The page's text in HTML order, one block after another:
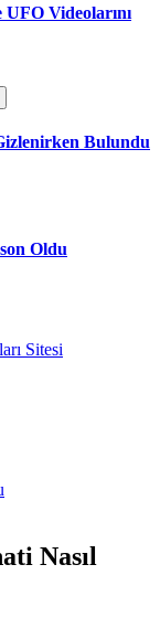
Videolarını
Bulundu
Oldu
Nasıl